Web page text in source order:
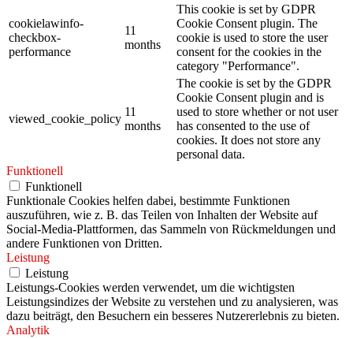
cookielawinfo-
checkbox-
performance
11
months
This cookie is set by GDPR
Cookie Consent plugin. The
cookie is used to store the user
consent for the cookies in the
category "Performance".
viewed_cookie_policy
11
months
The cookie is set by the GDPR
Cookie Consent plugin and is
used to store whether or not user
has consented to the use of
cookies. It does not store any
personal data.
Funktionell
Funktionell
Funktionale Cookies helfen dabei, bestimmte Funktionen
auszuführen, wie z. B. das Teilen von Inhalten der Website auf
Social-Media-Plattformen, das Sammeln von Rückmeldungen und
andere Funktionen von Dritten.
Leistung
Leistung
Leistungs-Cookies werden verwendet, um die wichtigsten
Leistungsindizes der Website zu verstehen und zu analysieren, was
dazu beiträgt, den Besuchern ein besseres Nutzererlebnis zu bieten.
Analytik